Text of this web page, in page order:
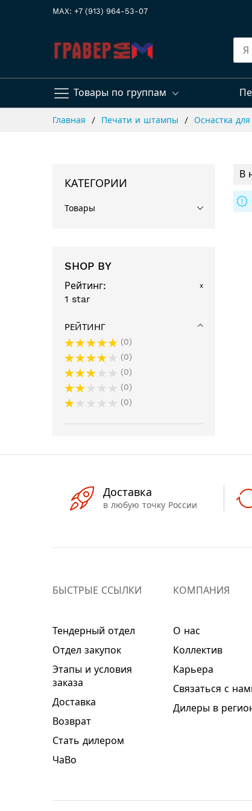
MAX: +7 (913) 964-53-07
Товары по группам
Главная Печати и штампы Оснастка
В
КАТЕГОРИИ
Товары
SHOP BY
Рейтинг
1 star
x
РЕЙТИНГ
0
0
0
0
0
Доставка
в любую точку России
БЫСТРЫЕ ССЫЛКИ
Тендерный отдел
Отдел закупок
Этапы и условия
заказа
Доставка
Возврат
Стать дилером
ЧаВо
КОМПАНИЯ
О нас
Коллектив
Карьера
Связаться с
Дилеры в